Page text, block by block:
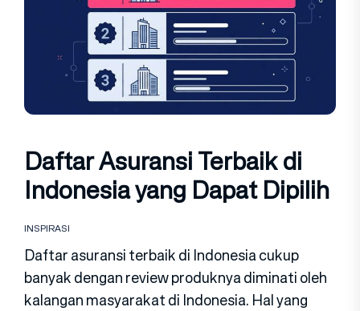
Daftar Asuransi Terbaik di
Indonesia yang Dapat Dipilih
INSPIRASI
Daftar asuransi terbaik di Indonesia cukup
banyak dengan review produknya diminati oleh
kalangan masyarakat di Indonesia. Hal yang